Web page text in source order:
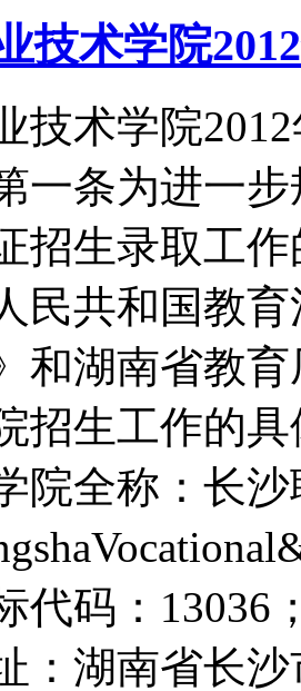
技术学院
技术学院
条为进一步
招生录取工
民共和国教
和湖南省教
招生工作
院全称：长
代码：
：湖南省长